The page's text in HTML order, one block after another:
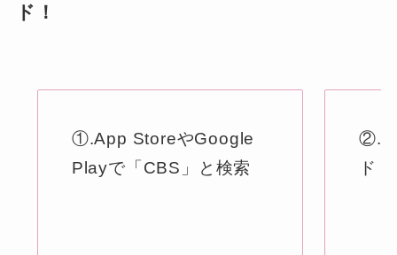
ド！
①.App StoreやGoogle
Playで「CBS」と検索
ド！